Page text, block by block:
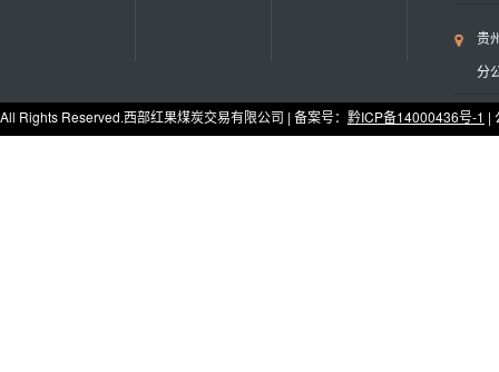
贵
分
All Rights Reserved.西部红果煤炭交易有限公司 | 备案号： 黔ICP备14000436号-1 |